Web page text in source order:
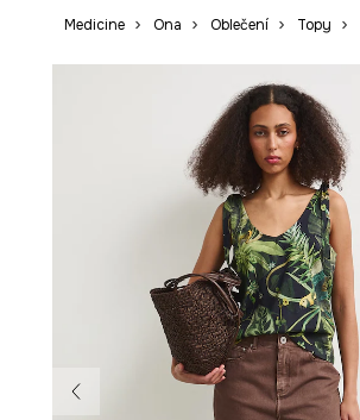
Medicine Ona Oblečení Topy